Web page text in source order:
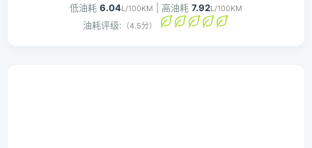
低油耗 6.04L/100KM | 高油耗 7.92L/100KM
油耗评级: （4.5分）